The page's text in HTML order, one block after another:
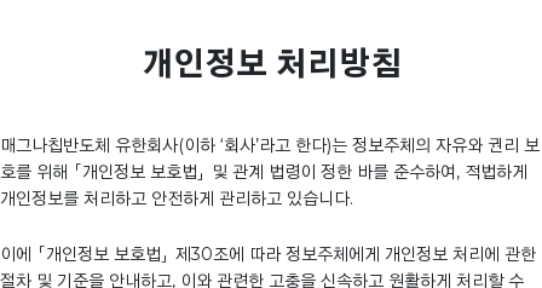
개인정보 처리방침
매그나칩반도체 유한회사(이하 ‘회사’라고 한다)는 정보주체의 자유와 권리 보
호를 위해 「개인정보 보호법」 및 관계 법령이 정한 바를 준수하여, 적법하게
개인정보를 처리하고 안전하게 관리하고 있습니다.
이에 「개인정보 보호법」 제30조에 따라 정보주체에게 개인정보 처리에 관한
절차 및 기준을 안내하고, 이와 관련한 고충을 신속하고 원활하게 처리할 수